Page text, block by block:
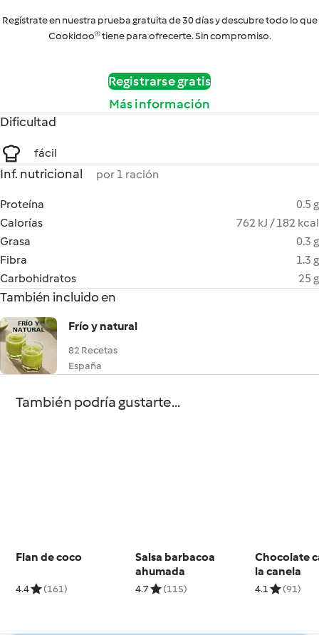
Regístrate en nuestra prueba gratuita de 30 días y descubre todo lo que
Cookidoo® tiene para ofrecerte. Sin compromiso.
Registrarse gratis
Más información
Dificultad
fácil
Inf. nutricional por 1 ración
Proteína
0.5 g
Calorías
762 kJ / 182 kcal
Grasa
0.3 g
Fibra
1.3 g
Carbohidratos
25 g
También incluido en
Frío y natural
82 Recetas
España
También podría gustarte...
Flan de coco
4.4 (161)
Salsa barbacoa
ahumada
4.7 (115)
Chocolate
la canela
4.1 (91)